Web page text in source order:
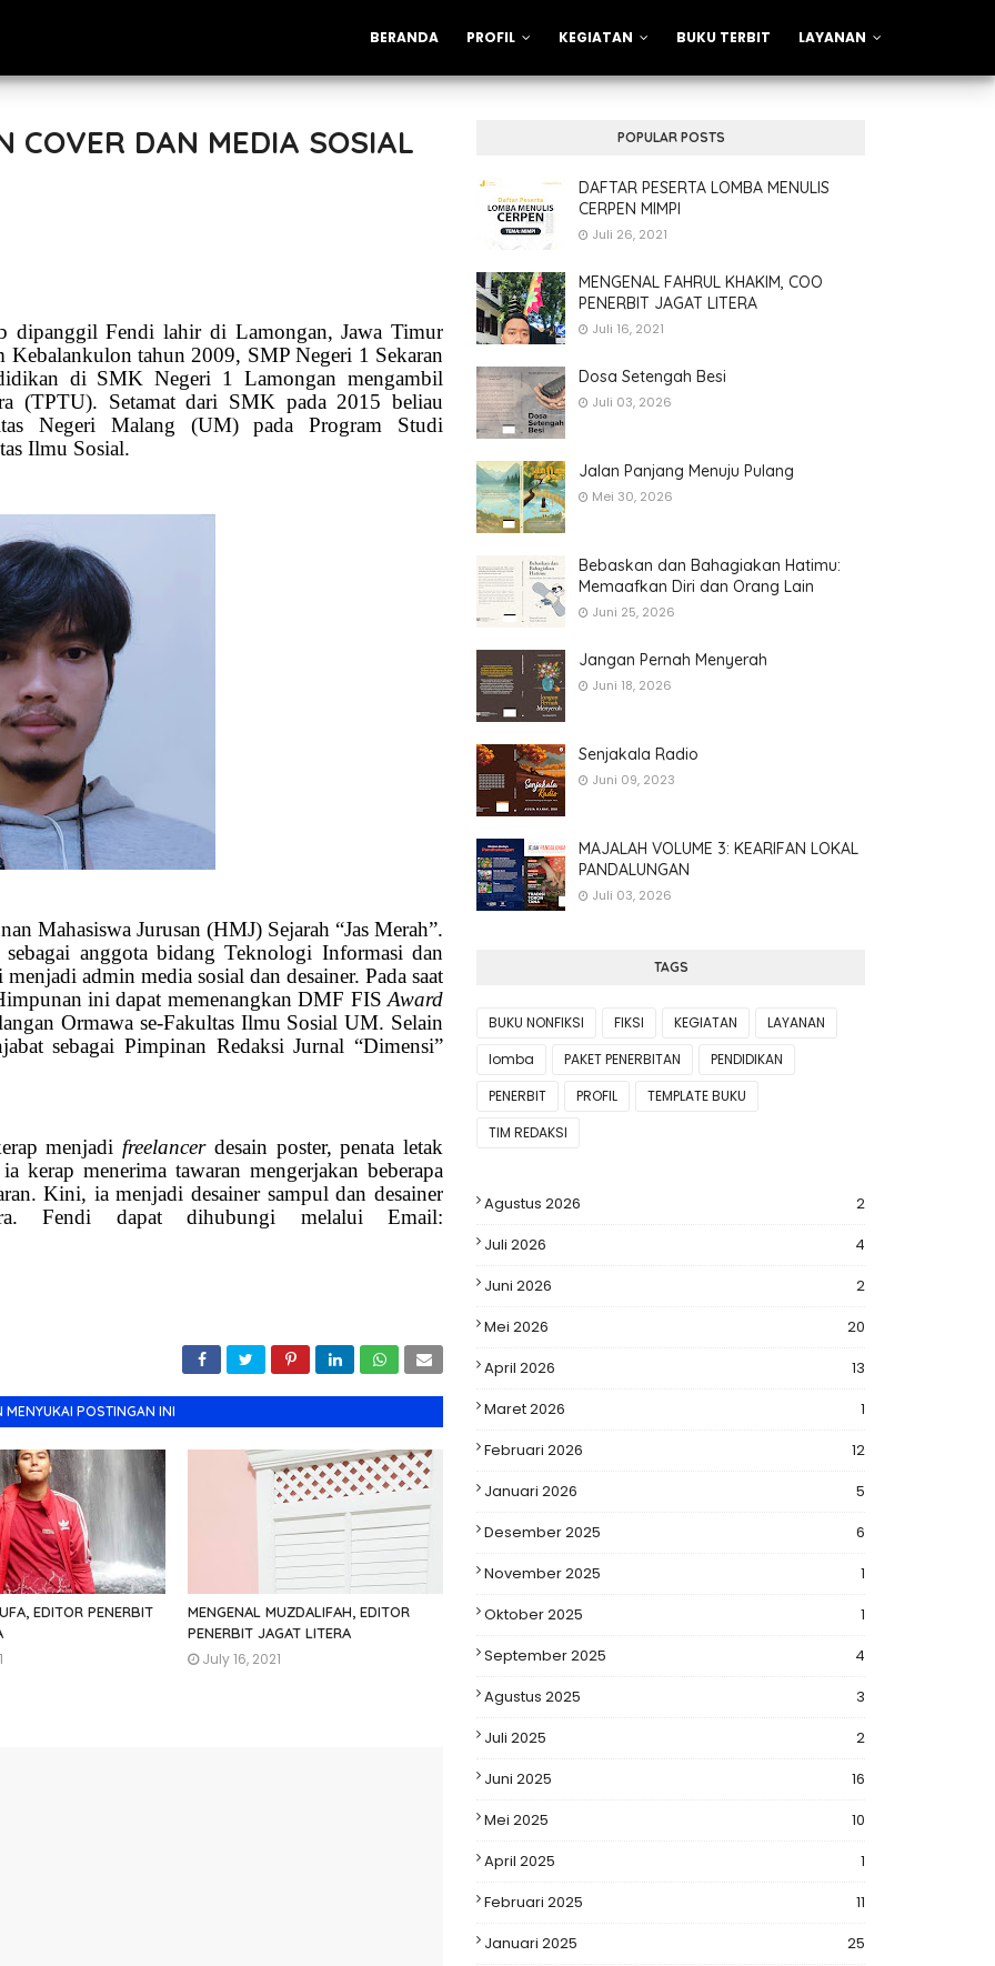
BERANDA PROFIL KEGIATAN BUKU TERBIT LAYANAN
COVER DAN MEDIA SOSIAL
dipanggil Fendi lahir di Lamongan, Jawa Timur
tahun 2009, SMP Negeri 1 Sekaran
di SMK Negeri 1 Lamongan mengambil
(TPTU). Setamat dari SMK pada 2015 beliau
Negeri Malang
(UM) pada Program Studi
Ilmu Sosial.
Mahasiswa Jurusan (HMJ) Sejarah “Jas Merah”.
anggota bidang Teknologi Informasi dan
admin media sosial dan desainer. Pada saat
ini dapat memenangkan DMF FIS Award
Ormawa se-Fakultas Ilmu Sosial UM. Selain
sebagai Pimpinan Redaksi Jurnal “Dimensi”
menjadi freelancer desain poster, penata letak
kerap menerima tawaran mengerjakan beberapa
Kini, ia menjadi desainer sampul dan desainer
Fendi dapat dihubungi melalui Email:
MENYUKAI POSTINGAN INI
EDITOR PENERBIT
MENGENAL MUZDALIFAH, EDITOR
PENERBIT JAGAT LITERA
July 16, 2021
POPULAR POSTS
DAFTAR PESERTA LOMBA MENULIS
CERPEN MIMPI
Juli 26, 2021
MENGENAL FAHRUL KHAKIM, COO
PENERBIT JAGAT LITERA
Juli 16, 2021
Dosa Setengah Besi
Juli 03, 2026
Jalan Panjang Menuju Pulang
Mei 30, 2026
Bebaskan dan Bahagiakan Hatimu:
Memaafkan Diri dan Orang Lain
Juni 25, 2026
Jangan Pernah Menyerah
Juni 18, 2026
Senjakala Radio
Juni 09, 2023
MAJALAH VOLUME 3: KEARIFAN LOKAL
PANDALUNGAN
Juli 03, 2026
TAGS
BUKU NONFIKSI FIKSI KEGIATAN
LAYANAN
lomba
PAKET PENERBITAN
PENDIDIKAN
PENERBIT
PROFIL
TEMPLATE BUKU
TIM REDAKSI
Agustus 2026
2
Juli 2026
4
Juni 2026
2
Mei 2026
20
April 2026
13
Maret 2026
1
Februari 2026
12
Januari 2026
5
Desember 2025
6
November 2025
1
Oktober 2025
1
September 2025
4
Agustus 2025
3
Juli 2025
2
Juni 2025
16
Mei 2025
10
April 2025
1
Februari 2025
11
Januari 2025
25